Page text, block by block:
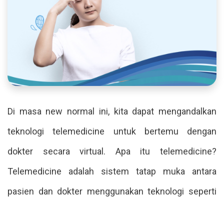
Di masa new normal ini, kita dapat mengandalkan
teknologi telemedicine untuk bertemu dengan
dokter secara virtual. Apa itu telemedicine?
Telemedicine adalah sistem tatap muka antara
pasien dan dokter menggunakan teknologi seperti